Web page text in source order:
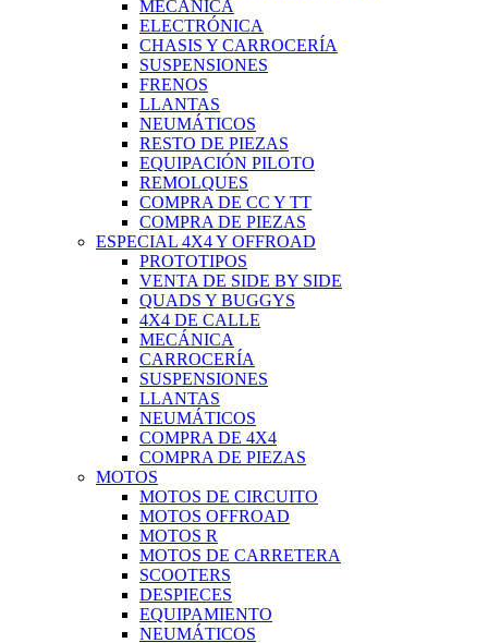
MECANICA
ELECTRÓNICA
CHASIS Y CARROCERÍA
SUSPENSIONES
FRENOS
LLANTAS
NEUMÁTICOS
RESTO DE PIEZAS
EQUIPACIÓN PILOTO
REMOLQUES
COMPRA DE CC Y TT
COMPRA DE PIEZAS
ESPECIAL 4X4 Y OFFROAD
PROTOTIPOS
VENTA DE SIDE BY SIDE
QUADS Y BUGGYS
4X4 DE CALLE
MECÁNICA
CARROCERÍA
SUSPENSIONES
LLANTAS
NEUMÁTICOS
COMPRA DE 4X4
COMPRA DE PIEZAS
MOTOS
MOTOS DE CIRCUITO
MOTOS OFFROAD
MOTOS R
MOTOS DE CARRETERA
SCOOTERS
DESPIECES
EQUIPAMIENTO
NEUMÁTICOS